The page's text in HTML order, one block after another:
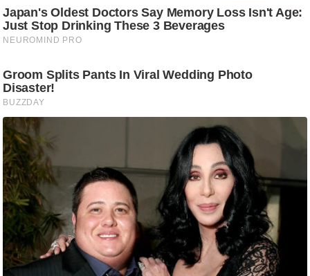
e
w
s
इ
फ
स्टा
इ
ल
टे
क्नॉ
लॉ
जी
ब्यू
टी